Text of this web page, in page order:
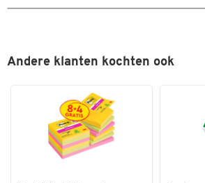
Andere klanten kochten ook